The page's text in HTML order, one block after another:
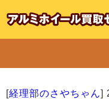
[経理部のさやちゃん]